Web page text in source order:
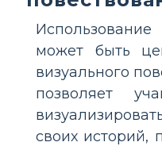
может быть
визуального
позволяет
своих историй,